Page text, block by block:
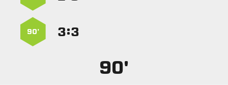
:
90’
90'